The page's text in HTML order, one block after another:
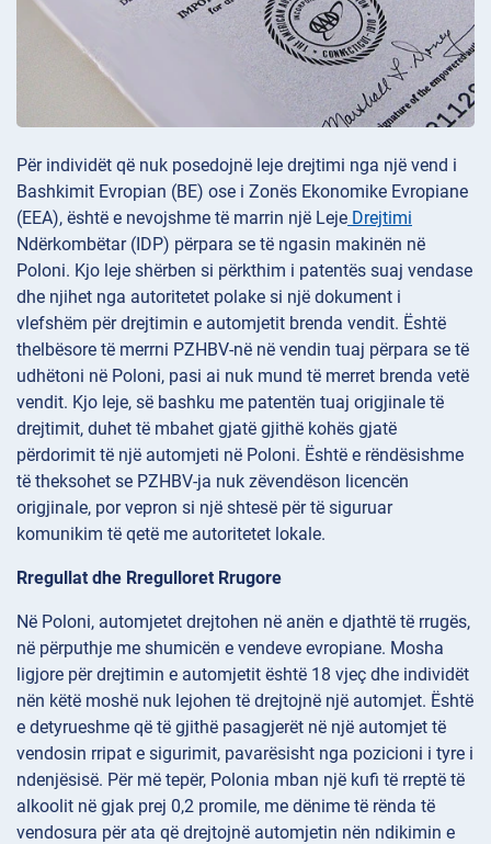
Për individët që nuk posedojnë leje drejtimi nga një vend i
Bashkimit Evropian (BE) ose i Zonës Ekonomike Evropiane
(EEA), është e nevojshme të marrin një Leje Drejtimi
Ndërkombëtar (IDP) përpara se të ngasin makinën në
Poloni. Kjo leje shërben si përkthim i patentës suaj vendase
dhe njihet nga autoritetet polake si një dokument i
vlefshëm për drejtimin e automjetit brenda vendit. Është
thelbësore të merrni PZHBV-në në vendin tuaj përpara se të
udhëtoni në Poloni, pasi ai nuk mund të merret brenda vetë
vendit. Kjo leje, së bashku me patentën tuaj origjinale të
drejtimit, duhet të mbahet gjatë gjithë kohës gjatë
përdorimit të një automjeti në Poloni. Është e rëndësishme
të theksohet se PZHBV-ja nuk zëvendëson licencën
origjinale, por vepron si një shtesë për të siguruar
komunikim të qetë me autoritetet lokale.
Rregullat dhe Rregulloret Rrugore
Në Poloni, automjetet drejtohen në anën e djathtë të rrugës,
në përputhje me shumicën e vendeve evropiane. Mosha
ligjore për drejtimin e automjetit është 18 vjeç dhe individët
nën këtë moshë nuk lejohen të drejtojnë një automjet. Është
e detyrueshme që të gjithë pasagjerët në një automjet të
vendosin rripat e sigurimit, pavarësisht nga pozicioni i tyre i
ndenjësisë. Për më tepër, Polonia mban një kufi të rreptë të
alkoolit në gjak prej 0,2 promile, me dënime të rënda të
vendosura për ata që drejtojnë automjetin nën ndikimin e